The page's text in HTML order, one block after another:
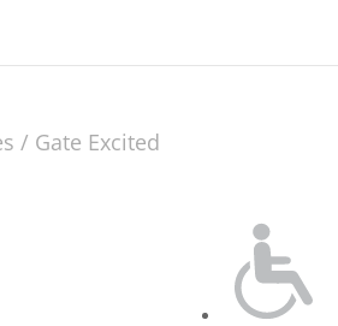
/ Gate Excited